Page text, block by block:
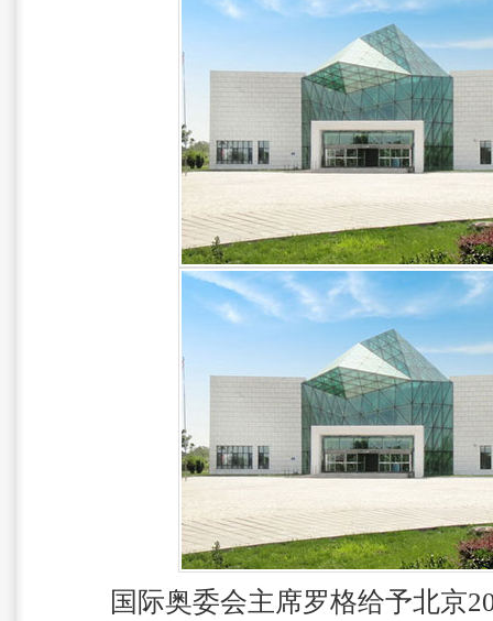
国际奥委会主席罗格给予北京